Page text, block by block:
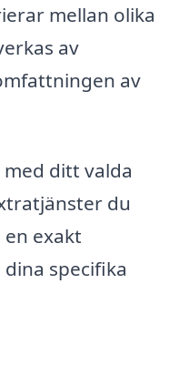
mellan olika
av
av
ditt valda
du
en exakt
specifika